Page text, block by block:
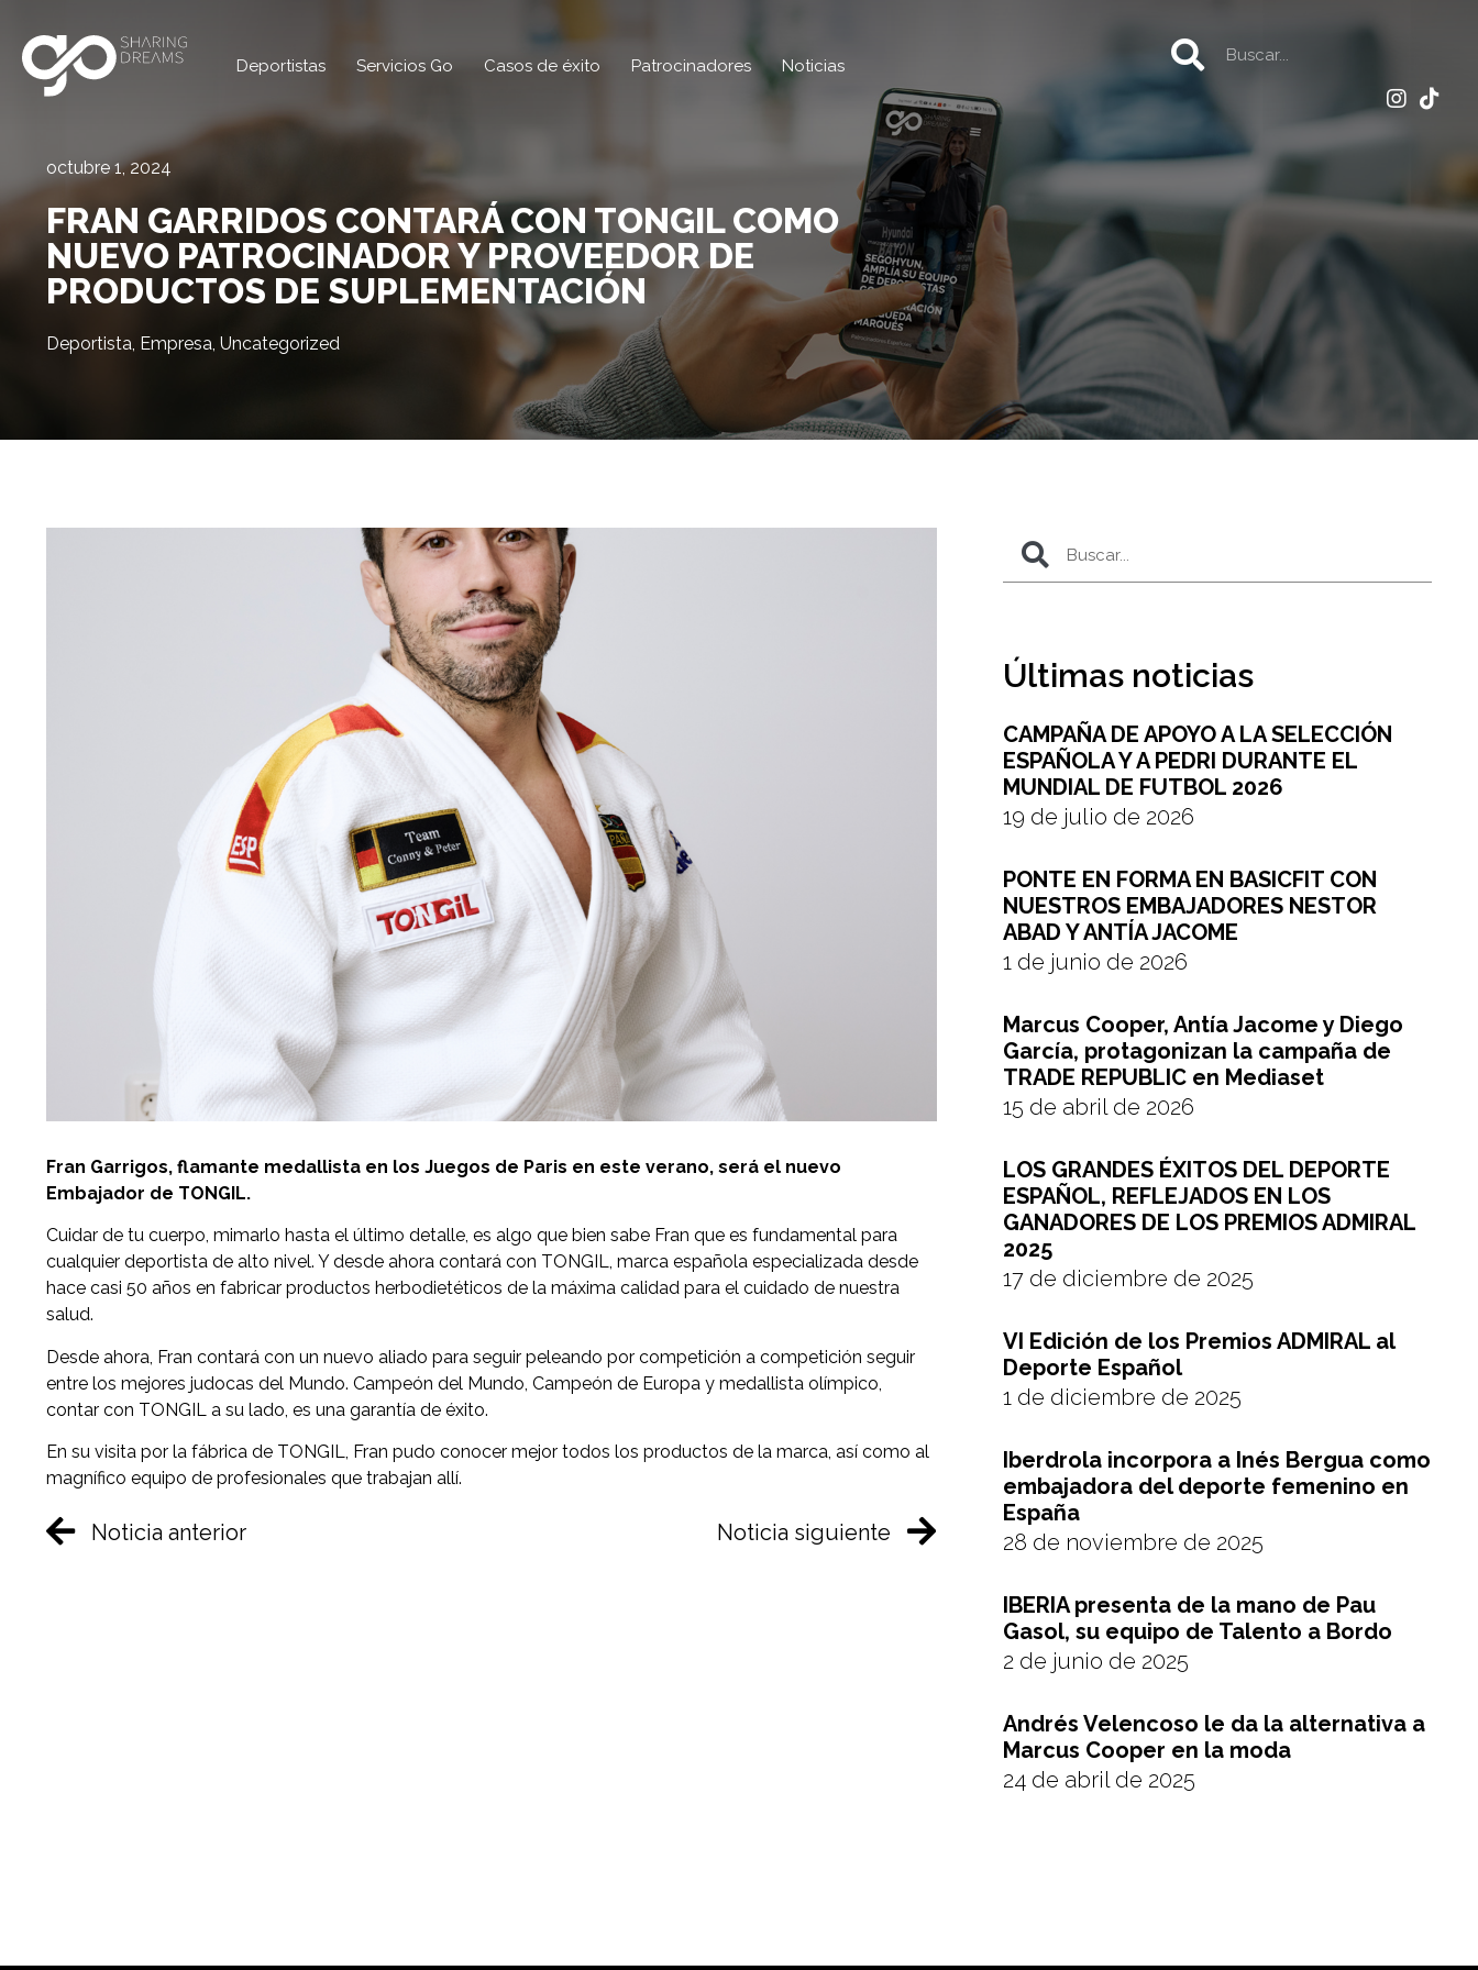
Deportistas Servicios Go Casos de éxito Patrocinadores Noticias
octubre 1, 2024
FRAN GARRIDOS CONTARÁ CON TONGIL COMO
NUEVO PATROCINADOR Y PROVEEDOR DE
PRODUCTOS DE SUPLEMENTACIÓN
Deportista Empresa Uncategorized
Fran Garrigos, flamante medallista en los Juegos de Paris en este verano, será el nuevo
Embajador de TONGIL.
Cuidar de tu cuerpo, mimarlo hasta el último detalle, es algo que bien sabe Fran que es fundamental para
cualquier deportista de alto nivel. Y desde ahora contará con TONGIL, marca española especializada desde
hace casi 50 años en fabricar productos herbodietéticos de la máxima calidad para el cuidado de nuestra
salud.
Desde ahora, Fran contará con un nuevo aliado para seguir peleando por competición a competición seguir
entre los mejores judocas del Mundo. Campeón del Mundo, Campeón de Europa y medallista olímpico,
contar con TONGIL a su lado, es una garantía de éxito.
En su visita por la fábrica de TONGIL, Fran pudo conocer mejor todos los productos de la marca, así como al
magnífico equipo de profesionales que trabajan allí.
Noticia anterior Noticia siguiente
Últimas noticias
CAMPAÑA DE APOYO A LA SELECCIÓN
ESPAÑOLA Y A PEDRI DURANTE EL
MUNDIAL DE FUTBOL 2026
19 de julio de 2026
PONTE EN FORMA EN BASICFIT CON
NUESTROS EMBAJADORES NESTOR
ABAD Y ANTÍA JACOME
1 de junio de 2026
Marcus Cooper, Antía Jacome y Diego
García, protagonizan la campaña de
TRADE REPUBLIC en Mediaset
15 de abril de 2026
LOS GRANDES ÉXITOS DEL DEPORTE
ESPAÑOL, REFLEJADOS EN LOS
GANADORES DE LOS PREMIOS ADMIRAL
2025
17 de diciembre de 2025
VI Edición de los Premios ADMIRAL al
Deporte Español
1 de diciembre de 2025
Iberdrola incorpora a Inés Bergua como
embajadora del deporte femenino en
España
28 de noviembre de 2025
IBERIA presenta de la mano de Pau
Gasol, su equipo de Talento a Bordo
2 de junio de 2025
Andrés Velencoso le da la alternativa a
Marcus Cooper en la moda
24 de abril de 2025